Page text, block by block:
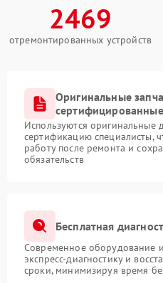
2469
отремонтированных устройств
Оригинальные
Используются
сертификацию специалисты,
работу после ремонта и
обязательств
Бесплатная
Современное оборудование
экспресс-диагностику и
сроки, минимизируя время